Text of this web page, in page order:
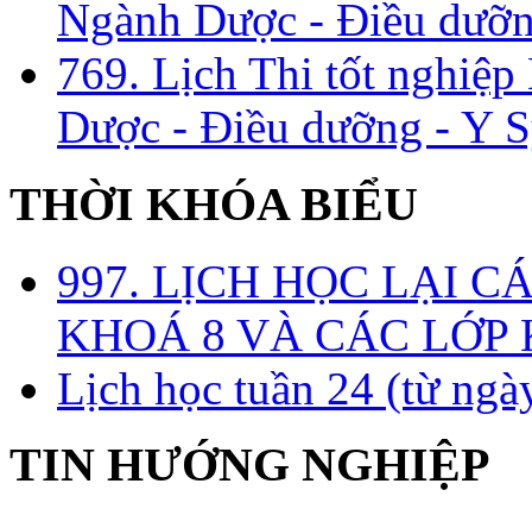
Ngành Dược - Điều
769. Lịch Thi tốt
Dược - Điều dưỡng - Y
THỜI KHÓA BIỂU
997. LỊCH HỌC LẠI
KHOÁ 8 VÀ CÁC LỚP
Lịch học tuần 24 (từ
TIN HƯỚNG NGHIỆP